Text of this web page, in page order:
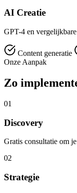
AI Creatie
GPT-4 en
Content generatie
Onze Aanpak
Zo
01
Discovery
Gratis consultatie om
02
Strategie